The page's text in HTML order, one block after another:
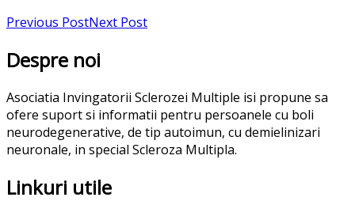
Previous PostNext Post
Despre noi
Asociatia Invingatorii Sclerozei Multiple isi propune sa
ofere suport si informatii pentru persoanele cu boli
neurodegenerative, de tip autoimun, cu demielinizari
neuronale, in special Scleroza Multipla.
Linkuri utile